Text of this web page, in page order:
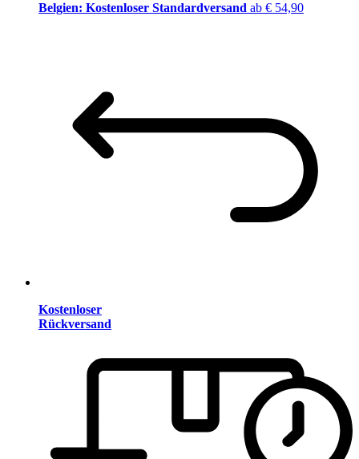
Belgien: Kostenloser Standardversand ab € 54,90
Kostenloser
Rückversand